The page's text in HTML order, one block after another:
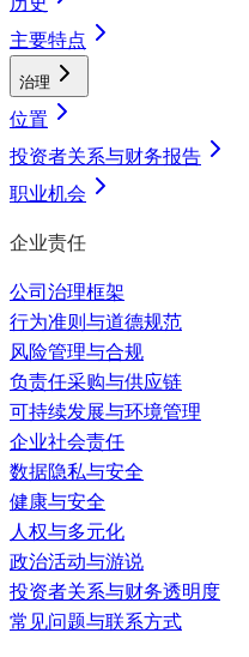
主要特点
治理
位置
投资者关系与财务报告
职业机会
企业责任
公司治理框架
行为准则与道德规范
风险管理与合规
负责任采购与供应链
可持续发展与环境管理
企业社会责任
数据隐私与安全
健康与安全
人权与多元化
政治活动与游说
投资者关系与财务透明度
常见问题与联系方式